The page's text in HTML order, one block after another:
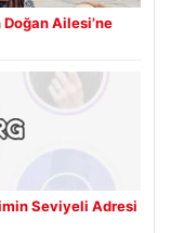
Doğan Ailesi’ne
Seviyeli Adresi